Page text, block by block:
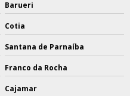
Barueri
Cotia
Santana de Parnaíba
Franco da Rocha
Cajamar